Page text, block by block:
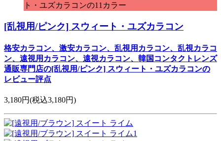
ト・ユズカラコンの11カラー
[乱視用/ピンク] スウィート・ユズカラコン
格安カラコン、激安カラコン、乱視用カラコン、乱視カラコ
ン、遠視用カラコン、遠視カラコン、韓国コンタクトレンズ
通販専門店の[乱視用/ピンク] スウィート・ユズカラコンの
レビュー評点
3,180円(税込3,180円)